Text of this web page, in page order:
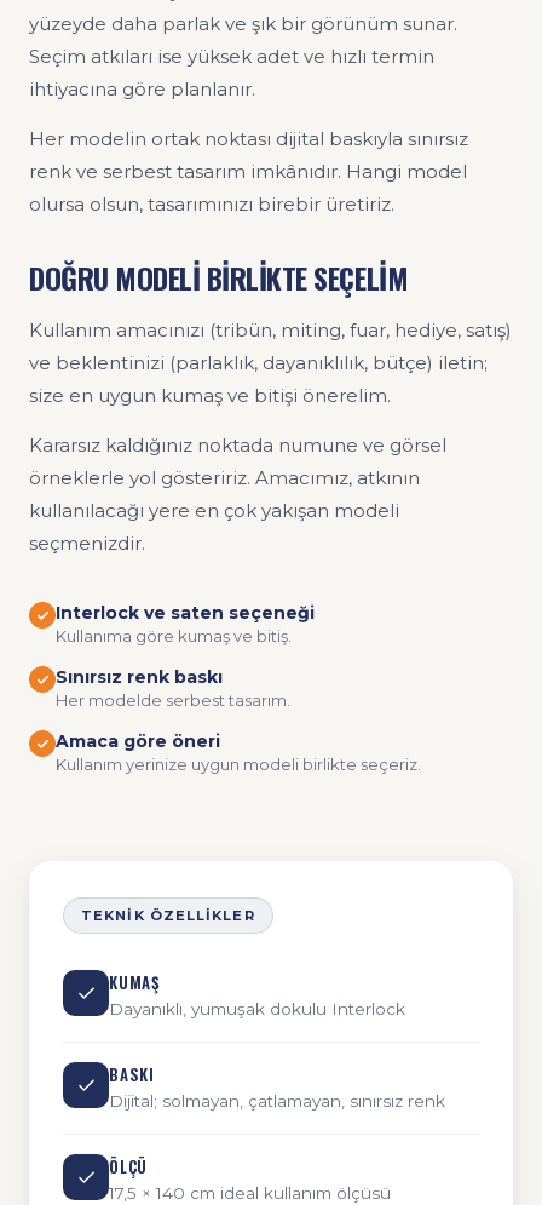
yüzeyde daha parlak ve şık bir görünüm sunar.
Seçim atkıları ise yüksek adet ve hızlı termin
ihtiyacına göre planlanır.
Her modelin ortak noktası dijital baskıyla sınırsız
renk ve serbest tasarım imkânıdır. Hangi model
olursa olsun, tasarımınızı birebir üretiriz.
DOĞRU MODELİ BİRLİKTE SEÇELİM
Kullanım amacınızı (tribün, miting, fuar, hediye, satış)
ve beklentinizi (parlaklık, dayanıklılık, bütçe) iletin;
size en uygun kumaş ve bitişi önerelim.
Kararsız kaldığınız noktada numune ve görsel
örneklerle yol gösteririz. Amacımız, atkının
kullanılacağı yere en çok yakışan modeli
seçmenizdir.
Interlock ve saten seçeneği
Kullanıma göre kumaş ve bitiş.
Sınırsız renk baskı
Her modelde serbest tasarım.
Amaca göre öneri
Kullanım yerinize uygun modeli birlikte seçeriz.
TEKNIK ÖZELLIKLER
KUMAŞ
Dayanıklı, yumuşak dokulu Interlock
BASKI
Dijital; solmayan, çatlamayan, sınırsız renk
ÖLÇÜ
17,5 × 140 cm ideal kullanım ölçüsü